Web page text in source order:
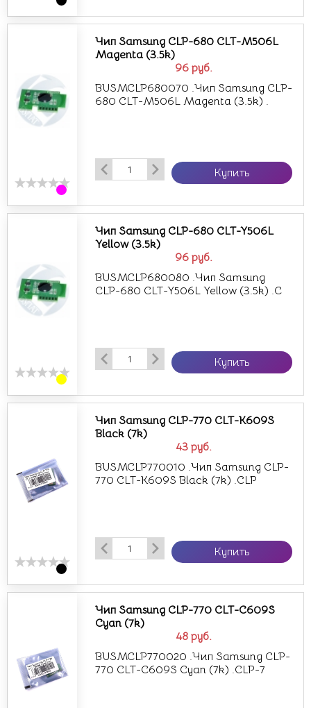
96 руб.
Чип Samsung CLP-680 CLT-M506L
Magenta (3.5k)
BUSMCLP680070 .Чип Samsung CLP-
680 CLT-M506L Magenta (3.5k) .
Купить
96 руб.
Чип Samsung CLP-680 CLT-Y506L
Yellow (3.5k)
BUSMCLP680080 .Чип Samsung
CLP-680 CLT-Y506L Yellow (3.5k) .C
Купить
43 руб.
Чип Samsung CLP-770 CLT-K609S
Black (7k)
BUSMCLP770010 .Чип Samsung CLP-
770 CLT-K609S Black (7k) .CLP
Купить
48 руб.
Чип Samsung CLP-770 CLT-C609S
Cyan (7k)
BUSMCLP770020 .Чип Samsung CLP-
770 CLT-C609S Cyan (7k) .CLP-7